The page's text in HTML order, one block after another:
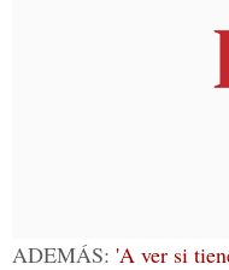
ADEMÁS: 'A ver si